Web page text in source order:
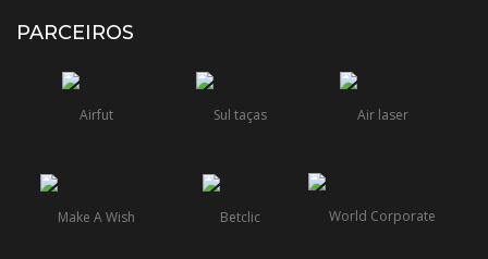
PARCEIROS